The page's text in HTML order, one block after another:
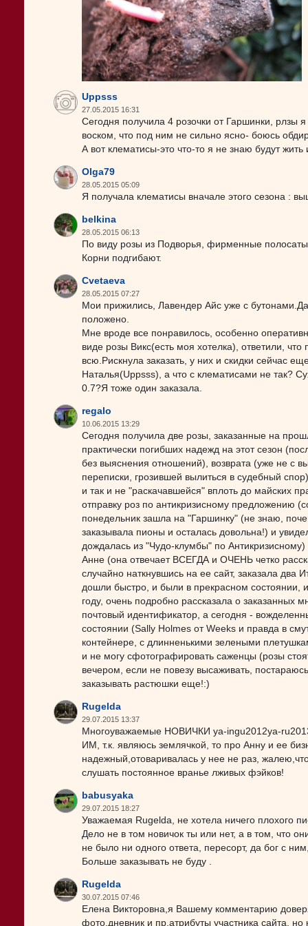
Uppsss
27.05.2015 16:31
Сегодня получила 4 розочки от Гаршинки, рлзы
воском, что под ним не сильно ясно- боюсь
А вот клематисы-это что-то я не знаю будут жить
Olga79
28.05.2015 05:09
Я получала клематисы вначале этого сезона :
belkina
28.05.2015 06:13
По виду розы из Подворья, фирменные
Корни подгибают.
Cvetaeva
28.05.2015 07:27
Мои прижились, Лавендер Айс уже с
положено.
Мне вроде все понравилось, особенно
виде розы Викс(есть моя хотелка), ответили,
всю.Рискнула заказать, у них и скидки сейчас
Наталья(Uppsss), а что с клематисами не так?
0.7?Я тоже один заказала.
regalo
10.06.2015 13:29
Сегодня получила две розы, заказанные на
практически погибших надежд на этот сезон
без выяснения отношений), возврата (уже не с
переписки, грозившей вылиться в судебный
и так и не "раскачавшейся" вплоть до майских
отправку роз по антикризисному
понедельник зашла на "Гаршинку" (не знаю,
заказывала пионы и осталась довольна!) и
дождалась из "Чудо-клумбы" по
Анне (она отвечает ВСЕГДА и ОЧЕНЬ четко
случайно наткнувшись на ее сайт, заказала
дошли быстро, и были в прекрасном состоянии,
году, очень подробно рассказала о заказанных
почтовый идентификатор, а сегодня -
состоянии (Sally Holmes от Weeks и правда в
контейнере, с длинненькими зелеными
и не могу сфотографировать саженцы (розы
вечером, если не повезу высаживать,
заказывать растюшки еще!:)
Rugelda
29.07.2015 13:37
Многоуважаемые НОВИЧКИ ya-ingu2012ya-
ИМ, т.к. являюсь землячкой, то про Анну и ее
надежный,отоваривалась у нее не раз,
слушать постоянное вранье лживых фэйков!
babusyaka
29.07.2015 18:27
Уважаемая Rugelda, не хотела ничего плохого
Дело не в том новичок ты или нет, а в том, что
не было ни одного ответа, пересорт, да бог с
Больше заказывать не буду .
Rugelda
30.07.2015 07:46
Елена Викторовна,я Вашему комментарию
фото,дневник и пр.атрибуты участника сайта, но